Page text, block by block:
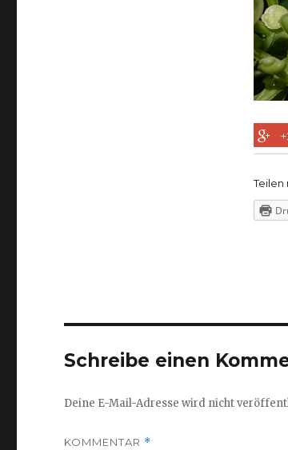
Teilen
Schreibe einen
Deine E-Mail-Adresse wird nicht
KOMMENTAR *